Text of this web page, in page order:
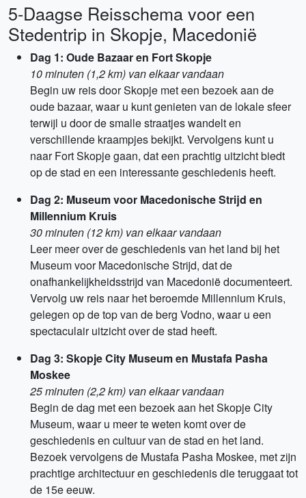
5-Daagse Reisschema voor een
Stedentrip in Skopje, Macedonië
Dag 1: Oude Bazaar en Fort Skopje
10 minuten (1,2 km) van elkaar vandaan
Begin uw reis door Skopje met een bezoek aan de
oude bazaar, waar u kunt genieten van de lokale sfeer
terwijl u door de smalle straatjes wandelt en
verschillende kraampjes bekijkt. Vervolgens kunt u
naar Fort Skopje gaan, dat een prachtig uitzicht biedt
op de stad en een interessante geschiedenis heeft.
Dag 2: Museum voor Macedonische Strijd en
Millennium Kruis
30 minuten (12 km) van elkaar vandaan
Leer meer over de geschiedenis van het land bij het
Museum voor Macedonische Strijd, dat de
onafhankelijkheidsstrijd van Macedonië documenteert.
Vervolg uw reis naar het beroemde Millennium Kruis,
gelegen op de top van de berg Vodno, waar u een
spectaculair uitzicht over de stad heeft.
Dag 3: Skopje City Museum en Mustafa Pasha
Moskee
25 minuten (2,2 km) van elkaar vandaan
Begin de dag met een bezoek aan het Skopje City
Museum, waar u meer te weten komt over de
geschiedenis en cultuur van de stad en het land.
Bezoek vervolgens de Mustafa Pasha Moskee, met zijn
prachtige architectuur en geschiedenis die teruggaat tot
de 15e eeuw.